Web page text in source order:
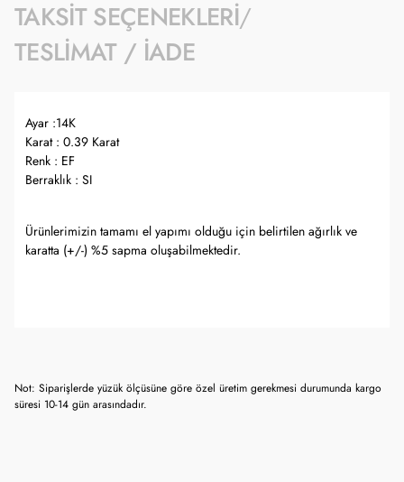
TAKSIT SEÇENEKLERI
TESLIMAT / İADE
Ayar :14K
Karat : 0.39 Karat
Renk : EF
Berraklık : SI
Ürünlerimizin tamamı el yapımı olduğu için belirtilen ağırlık ve
karatta (+/-) %5 sapma oluşabilmektedir.
Not: Siparişlerde yüzük ölçüsüne göre özel üretim gerekmesi durumunda kargo
süresi 10-14 gün arasındadır.